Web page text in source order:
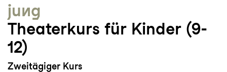
jung
Theaterkurs für Kinder (9-
12)
Zweitägiger Kurs